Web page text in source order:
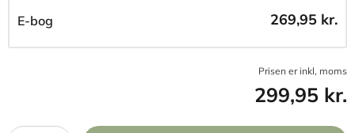
E-bog 269,95 kr.
Prisen er inkl, moms
299,95 kr.